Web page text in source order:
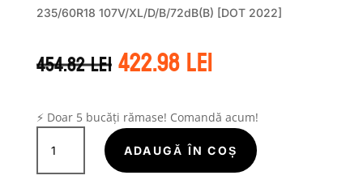
235/60R18 107V/XL/D/B/72dB(B) [DOT 2022]
454.82leiPrețul
inițial
fost:
454.82 lei.
422.98leiPrețul
curent
422.98 lei.
⚡ Doar 5 bucăți rămase! Comandă acum!
Cantitate
Sailun
ICE
ADAUGĂ ÎN COȘ